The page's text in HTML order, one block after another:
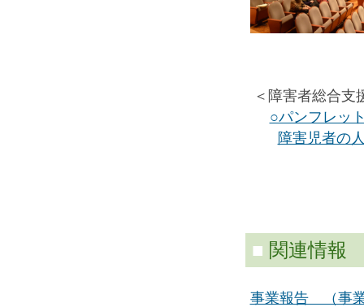
＜障害者総合支
○パンフレッ
障害児者の
■ 関連情報
事業報告 （事